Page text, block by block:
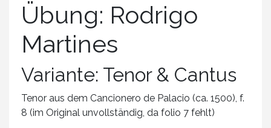
Übung: Rodrigo
Martines
Variante: Tenor & Cantus
Tenor aus dem Cancionero de Palacio (ca. 1500), f.
8 (im Original unvollständig, da folio 7 fehlt)